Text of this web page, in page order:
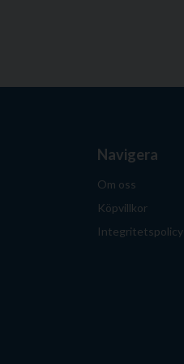
Navigera
Om oss
Köpvillkor
Integritetspolicy